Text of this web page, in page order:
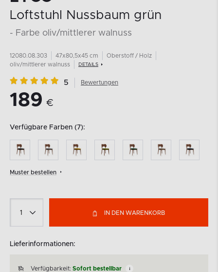
Loftstuhl Nussbaum grün
- Farbe oliv/mittlerer walnuss
12080.08.303 47x80,5x45 cm
Oberstoff / Holz
oliv/mittlerer walnuss
DETAILS
5 Bewertungen
189 €
Verfügbare Farben (7):
Muster bestellen
IN DEN WARENKORB
Lieferinformationen:
Verfügbarkeit: Sofort bestellbar